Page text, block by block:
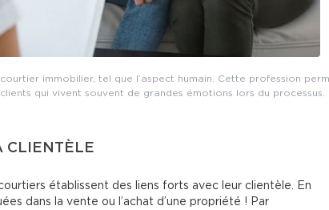
immobilier, tel que l’aspect humain. Cette profession
qui vivent souvent de grandes émotions lors du processus.
CLIENTÈLE
établissent des liens forts avec leur clientèle. En
dans la vente ou l’achat d’une propriété ! Par